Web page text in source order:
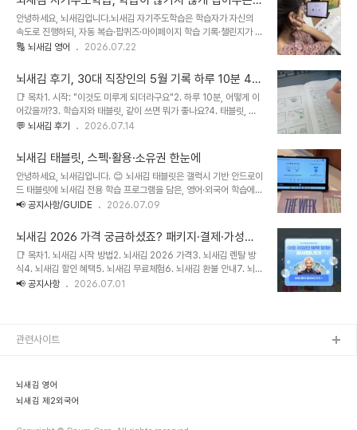
3. 토크 7레벨 이상에서 다루는 것4. 스피킹·실전회화 훈련 방식5. 토익·토익스피킹 대비6.
목표별 학습 플랜7. 자주 묻는 질문 (FAQ)1. 어디서부터 시작하나요?토크 6~7레벨 이상에
서 진입하시는 경우가 가장 많습니다.레벨테스트로 듣기·말하기·발음·어휘..
4가지 장치
안녕하세요, 뇌새김입니다.뇌새김 자기주도학습은 학습자가 자신의
속도로 진행하되, 자동 복습·팝퀴즈·마이페이지 학습 기록·챌린지가 다
음 학습으로 이어 주는 지속 설계형 학습 방식입니다.외국어 학습을 준
일 이어갈 수 있을까요? 처음의 재미가 사라진 뒤에도 계속 켜게 될까
요?"답은 생각보다 단순합니다. 학습을 오래 끌고 가는 힘은 특별한 결
심이 아니라, 다시 시작하기 쉽게 만들어 둔 환경에서 나옵니다. 오늘
은 뇌새김이 '지속'이라는 과제를 어떤 장치로 풀고 있는지, 실제 기능
과 데이터를 함께 정리해 드리겠습니다.📑 목차1. 뇌새김 자기주도학
마나 했는지 어디서 확인하나요?..
🔠 뇌새김 영어 2026.07.22
뇌새김 후기, 30대 직장인의 5월 기록 하루 10분 4주
완주기
📑 목차1. 시작: "이것도 미루게 되더라구요"2. 하루 10분, 어떻게 이
어갔을까?3. 학습지와 태블릿, 같이 쓰면 뭐가 좋나요?4. 태블릿, 뇌
새김 학습만 되나요?5. 4주 뒤, 무엇이 달라졌나요?6. 주차별 학습 기
잘 맞는 분9. 자주 묻는 질문 (FAQ)안녕하세요, 뇌새김입니다.뇌새김
은 좌우뇌 이미지 연상법과 실시간 AI 발음 교정을 결합해, 직접 말하
며 익히는 올인원 외국어 학습 시스템입니다. 오늘은 광고나 요약이 아
니라, 실제 챌린지 참여자 한 분이 4주 동안 남긴 학습 기록을 그대로
따라가 보려고 합니다. 시작할 때 스스로를 "미룸쟁이"라고 부르던 분
이..
💬 뇌새김 후기 2026.07.14
뇌새김 태블릿, 스펙·활용·소유권 한눈에
안녕하세요, 뇌새김입니다. 😊 뇌새김 태블릿은 갤럭시 기반 안드로이
드 태블릿에 뇌새김 전용 학습 프로그램을 담은, 영어·외국어 학습에
최적화된 학습기입니다. "요즘은 폰 앱으로도 공부하는데 왜 굳이 태
그리고 렌탈이 끝난 뒤 소유권까지 한 번에 정리해 드립니다.📑 목차1.
왜 스마트폰이 아니라 전용 태블릿인가요?2. 뇌새김 태블릿 사양은 어
떻게 되나요?3. 유튜브·넷플릭스 같은 일반 앱도 되나요?4. 렌탈이 끝
나면 태블릿을 반납해야 하나요?5. 자주 묻는 질문 (FAQ)1. 왜 스마
트폰이 아니라 전용 태블릿인가요?공부를 방해하는 알림에서 물리적
📢 공지사항/GUIDE 2026.07.09
뇌새김 2026 가격 궁금하셨죠? 패키지·결제·가성비
까지 정리했습니다
📑 목차1. 뇌새김 시작 방법2. 뇌새김 2026 가격3. 뇌새김 렌탈 방
식4. 뇌새김 할인 혜택5. 뇌새김 무료체험6. 뇌새김 환불 안내7. 뇌새
김 약정·해지8. 뇌새김 평생 가성비9. 뇌새김 알뜰하게 이용하는 팁
음 알아보시는 분들을 위해 시작 방법과 가격, 결제·환불, 그리고 '평생
통화로 목표·..
📢 공지사항 2026.07.01
뇌새김 영어
뇌새김 제2외국어
관련사이트